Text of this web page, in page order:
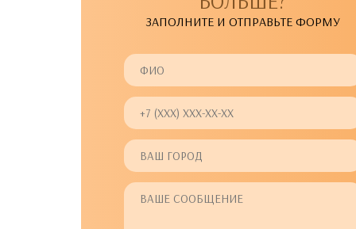
ЗАПОЛНИТЕ И ОТПРАВЬТЕ ФОРМУ